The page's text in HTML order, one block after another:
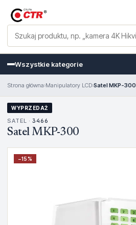
Wszystkie kategorie
Strona główna›Manipulatory LCD›Satel MKP-300
WYPRZEDAŻ
SATEL · 3466
Satel MKP-300
−15%